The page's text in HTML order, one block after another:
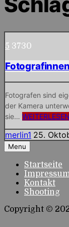
5 3730
Fotografen sind
der Kamera
sie… WEITERLESEN
merlin1 25.
Menu
Startseite
Kontakt
Shooting
Copyright ©